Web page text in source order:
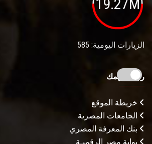
19.27M
الزيارات اليومية: 585
روابط تهمك
خريطة الموقع
الجامعات المصرية
بنك المعرفة المصري
بوابة مصر الرقميـة